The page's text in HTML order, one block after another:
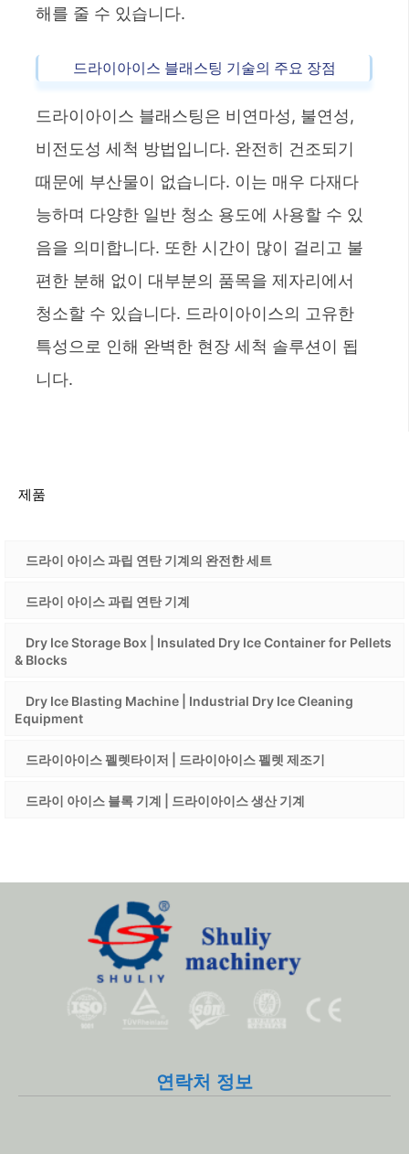
해를 줄 수 있습니다.
드라이아이스 블래스팅 기술의 주요 장점
드라이아이스 블래스팅은 비연마성, 불연성,
비전도성 세척 방법입니다. 완전히 건조되기
때문에 부산물이 없습니다. 이는 매우 다재다
능하며 다양한 일반 청소 용도에 사용할 수 있
음을 의미합니다. 또한 시간이 많이 걸리고 불
편한 분해 없이 대부분의 품목을 제자리에서
청소할 수 있습니다. 드라이아이스의 고유한
특성으로 인해 완벽한 현장 세척 솔루션이 됩
니다.
제품
드라이 아이스 과립 연탄 기계의 완전한 세트
드라이 아이스 과립 연탄 기계
Dry Ice Storage Box | Insulated Dry Ice Container for Pellets
& Blocks
Dry Ice Blasting Machine | Industrial Dry Ice Cleaning
Equipment
드라이아이스 펠렛타이저 | 드라이아이스 펠렛 제조기
드라이 아이스 블록 기계 | 드라이아이스 생산 기계
연락처 정보